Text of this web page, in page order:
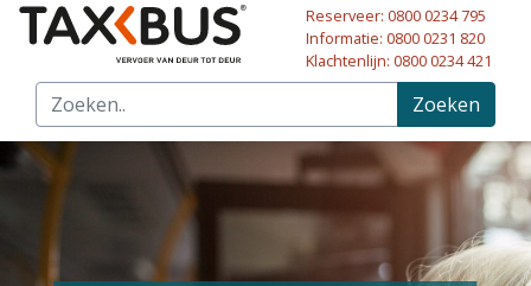
Naar hoofdinhoud
Reserveer: 0800 0234 795
Informatie: 0800 0231 820
Klachtenlijn: 0800 0234 421
Zoeken